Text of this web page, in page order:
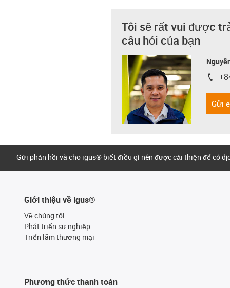
Tôi sẽ rất vui được
câu hỏi của bạn
igus-
Gửi
Gửi phản hồi và cho igus® biết điều gì nên được cải thiện để có
Giới thiệu về igus®
Về chúng tôi
Phát triển sự nghiệp
Triển lãm thương mại
Phương thức thanh toán